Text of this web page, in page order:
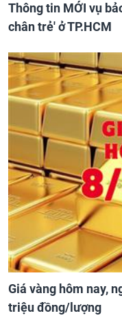
Thông tin MỚI vụ
chân trẻ' ở TP.HCM
Giá vàng hôm nay,
triệu đồng/lượng